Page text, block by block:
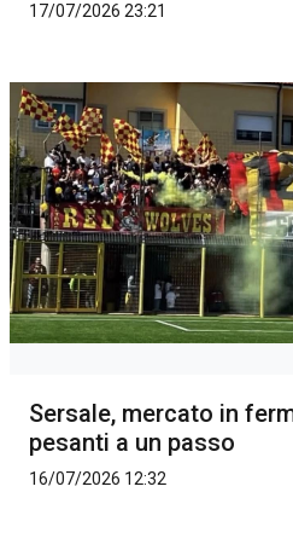
17/07/2026 23:21
Sersale, mercato in
pesanti a un passo
16/07/2026 12:32